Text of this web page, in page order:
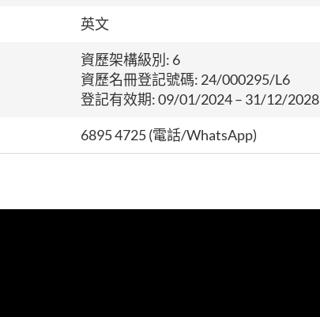
英文
資歷架構級別: 6
資歷名冊登記號碼: 24/000295/L6
登記有效期: 09/01/2024 – 31/12/2028
6895 4725 (電話/WhatsApp)